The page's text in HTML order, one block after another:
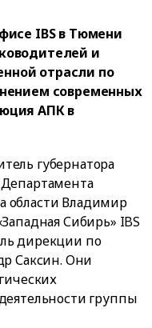
IBS в Тюмени
и
отрасли по
современных
АПК в
губернатора
области Владимир
Сибирь» IBS
дирекции по
Саксин. Они
группы